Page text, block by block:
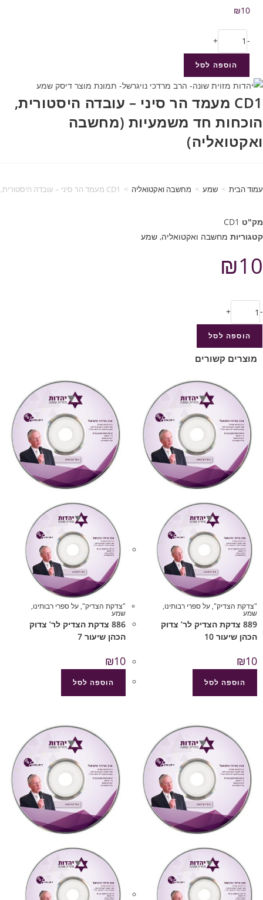
₪10
-
+
הוספה לסל
CD1 מעמד הר סיני – עובדה היסטורית,
הוכחות חד משמעיות (מחשבה
ואקטואליה)
עמוד הבית > שמע > מחשבה ואקטואליה > CD1 מעמד הר סיני – עובדה היסטורית, הוכחות חד משמעיות (מחשבה ואקטואליה)
מק"ט CD1
קטגוריות מחשבה ואקטואליה, שמע
₪10
-
+
הוספה לסל
מוצרים קשורים
"צדקת הצדיק",על ספרי רבותינו,
שמע
889 צדקת הצדיק לר’ צדוק
הכהן שיעור 10
₪10
הוספה לסל
"צדקת הצדיק",על ספרי רבותינו,
שמע
886 צדקת הצדיק לר’ צדוק
הכהן שיעור 7
₪10
הוספה לסל